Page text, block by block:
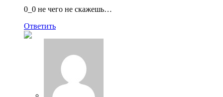
0_0 не чего не скажешь…
Ответить